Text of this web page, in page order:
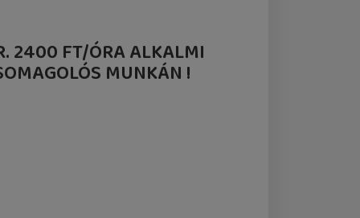
2400 FT/ÓRA ALKALMI
MUNKÁN !